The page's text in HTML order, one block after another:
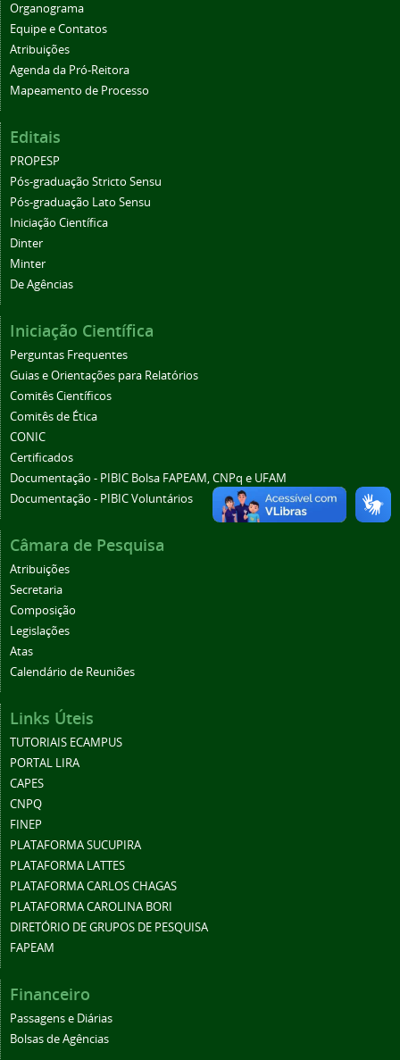
Organograma
Equipe e Contatos
Atribuições
Agenda da Pró-Reitora
Mapeamento de Processo
Editais
PROPESP
Pós-graduação Stricto Sensu
Pós-graduação Lato Sensu
Iniciação Científica
Dinter
Minter
De Agências
Iniciação Científica
Perguntas Frequentes
Guias e Orientações para Relatórios
Comitês Científicos
Comitês de Ética
CONIC
Certificados
Documentação - PIBIC Bolsa FAPEAM, CNPq e UFAM
Documentação - PIBIC Voluntários
Câmara de Pesquisa
Atribuições
Secretaria
Composição
Legislações
Atas
Calendário de Reuniões
Links Úteis
TUTORIAIS ECAMPUS
PORTAL LIRA
CAPES
CNPQ
FINEP
PLATAFORMA SUCUPIRA
PLATAFORMA LATTES
PLATAFORMA CARLOS CHAGAS
PLATAFORMA CAROLINA BORI
DIRETÓRIO DE GRUPOS DE PESQUISA
FAPEAM
Financeiro
Passagens e Diárias
Bolsas de Agências